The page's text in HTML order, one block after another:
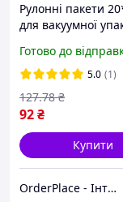
Рулонні пакети
для вакуумної
Готово до
5.0 (1)
92₴
127.78 ₴
Купити
OrderPlace - Інтернет-магазин товарів для дому